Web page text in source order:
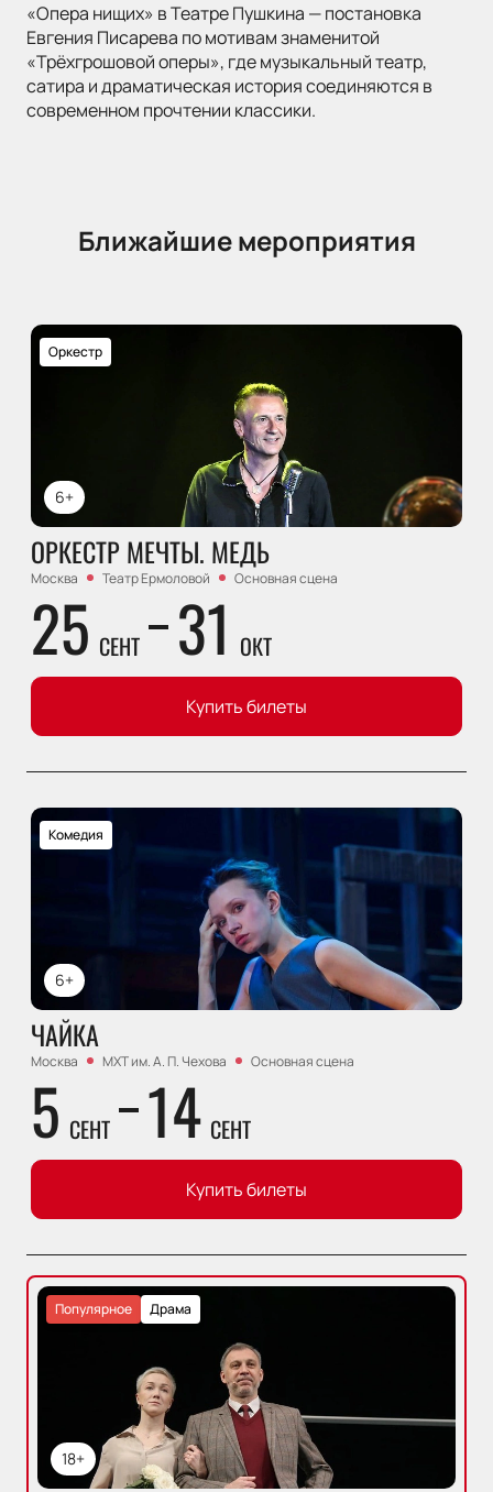
«Опера нищих» в Театре Пушкина — постановка
Евгения Писарева по мотивам знаменитой
«Трёхгрошовой оперы», где музыкальный театр,
сатира и драматическая история соединяются в
современном прочтении классики.
Ближайшие мероприятия
6+
Оркестр
ОРКЕСТР МЕЧТЫ. МЕДЬ
Москва Театр Ермоловой Основная сцена
25 СЕНТ 31 ОКТ
Купить билеты
6+
Комедия
ЧАЙКА
Москва МХТ им. А. П. Чехова Основная сцена
5 СЕНТ 14 СЕНТ
Купить билеты
18+
Драма
Популярное